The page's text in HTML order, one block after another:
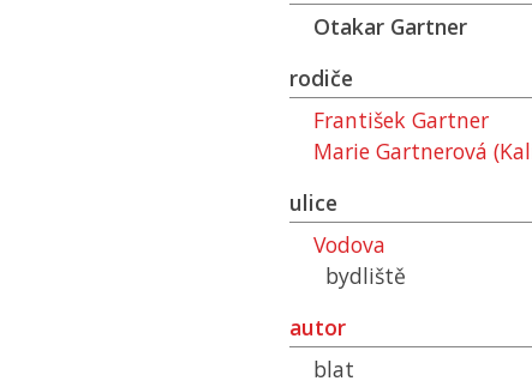
Otakar Gartner
rodiče
František Gartner
Marie Gartnerová
ulice
Vodova
bydliště
autor
blat